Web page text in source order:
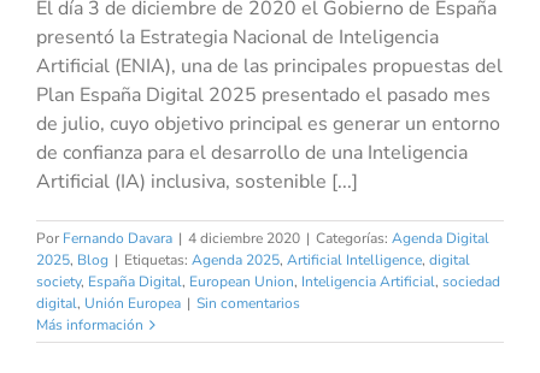
El día 3 de diciembre de 2020 el Gobierno de España
presentó la Estrategia Nacional de Inteligencia
Artificial (ENIA), una de las principales propuestas del
Plan España Digital 2025 presentado el pasado mes
de julio, cuyo objetivo principal es generar un entorno
de confianza para el desarrollo de una Inteligencia
Artificial (IA) inclusiva, sostenible [...]
Por Fernando Davara | 4 diciembre 2020 | Categorías: Agenda Digital
2025, Blog | Etiquetas: Agenda 2025, Artificial Intelligence, digital
society, España Digital, European Union, Inteligencia Artificial, sociedad
digital, Unión Europea | Sin comentarios
Más información